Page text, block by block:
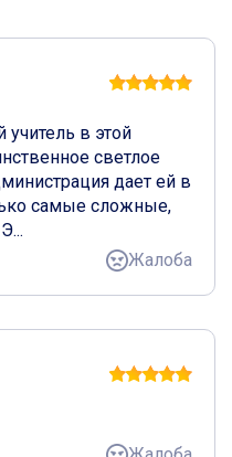
в этой
светлое
дает ей в
самые сложные,
Жалоба